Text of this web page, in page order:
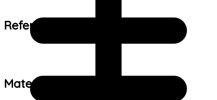
Referência de tamanho:
Material: